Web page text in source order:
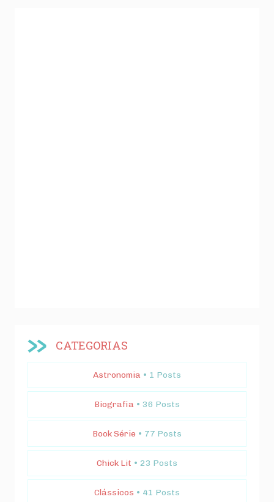
CATEGORIAS
Astronomia • 1 Posts
Biografia • 36 Posts
Book Série • 77 Posts
Chick Lit • 23 Posts
Clássicos • 41 Posts